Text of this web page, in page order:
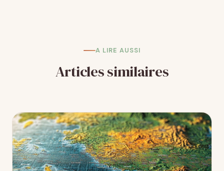
A LIRE AUSSI
Articles similaires